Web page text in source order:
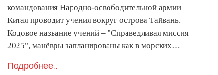
командования Народно-освободительной армии
Китая проводит учения вокруг острова Тайвань.
Кодовое название учений – "Справедливая миссия
2025", манёвры запланированы как в морских…
Подробнее..